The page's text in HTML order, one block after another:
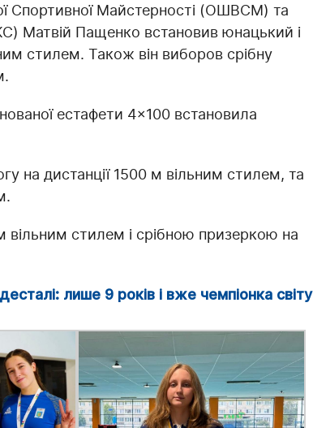
Спортивної Майстерності (ОШВСМ) та
Матвій Пащенко встановив юнацький і
стилем. Також він виборов срібну
естафети 4×100 встановила
на дистанції 1500 м вільним стилем, та
вільним стилем і срібною призеркою на
лише 9 років і вже чемпіонка світу